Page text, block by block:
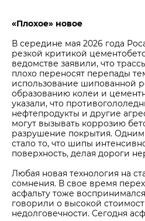
«Плохое» новое
В середине мая 2026 года
резкой критикой
ведомстве заявили, что
плохо переносят перепады
использование шипованной
образованию колеи и
указали, что
нефтепродукты и другие
могут вызывать коррозию
разрушение покрытия. Одним
стало то, что шипы
поверхность, делая дороги
Любая новая технология на
сомнения. В свое время
асфальту тоже
говорили о высокой
недолговечности. Сегодня